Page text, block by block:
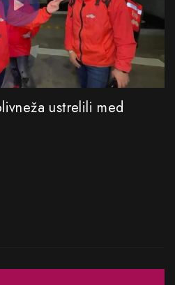
ustrelili med